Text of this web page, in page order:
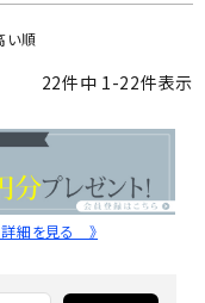
い順
22件中 1 -22件表示
細を見る 》